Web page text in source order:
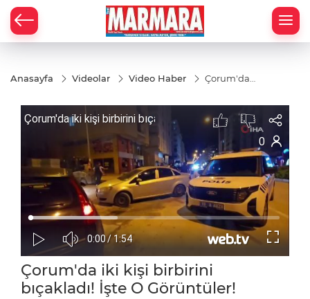
Anasayfa Videolar Video Haber
Çorum'da
bıçakladı!
İşte O
Görüntüler!
Çorum'da iki kişi birbirini
bıçakladı! İşte O Görüntüler!